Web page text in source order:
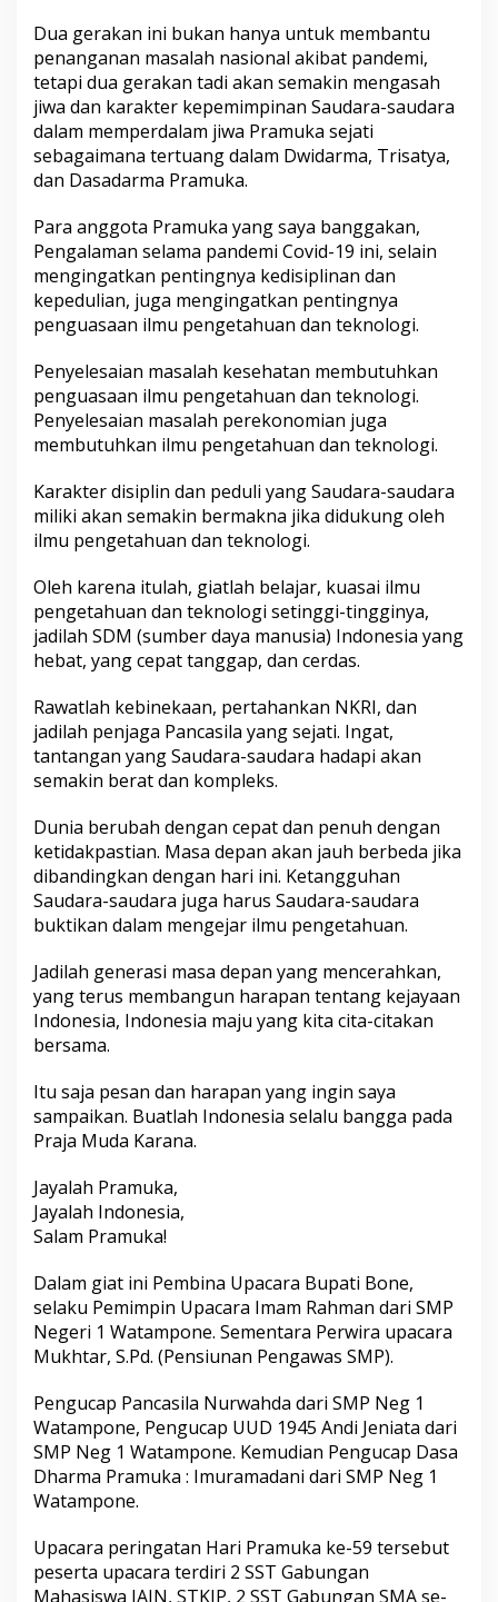
Dua gerakan ini bukan hanya untuk membantu
penanganan masalah nasional akibat pandemi,
tetapi dua gerakan tadi akan semakin mengasah
jiwa dan karakter kepemimpinan Saudara-saudara
dalam memperdalam jiwa Pramuka sejati
sebagaimana tertuang dalam Dwidarma, Trisatya,
dan Dasadarma Pramuka.
Para anggota Pramuka yang saya banggakan,
Pengalaman selama pandemi Covid-19 ini, selain
mengingatkan pentingnya kedisiplinan dan
kepedulian, juga mengingatkan pentingnya
penguasaan ilmu pengetahuan dan teknologi.
Penyelesaian masalah kesehatan membutuhkan
penguasaan ilmu pengetahuan dan teknologi.
Penyelesaian masalah perekonomian juga
membutuhkan ilmu pengetahuan dan teknologi.
Karakter disiplin dan peduli yang Saudara-saudara
miliki akan semakin bermakna jika didukung oleh
ilmu pengetahuan dan teknologi.
Oleh karena itulah, giatlah belajar, kuasai ilmu
pengetahuan dan teknologi setinggi-tingginya,
jadilah SDM (sumber daya manusia) Indonesia yang
hebat, yang cepat tanggap, dan cerdas.
Rawatlah kebinekaan, pertahankan NKRI, dan
jadilah penjaga Pancasila yang sejati. Ingat,
tantangan yang Saudara-saudara hadapi akan
semakin berat dan kompleks.
Dunia berubah dengan cepat dan penuh dengan
ketidakpastian. Masa depan akan jauh berbeda jika
dibandingkan dengan hari ini. Ketangguhan
Saudara-saudara juga harus Saudara-saudara
buktikan dalam mengejar ilmu pengetahuan.
Jadilah generasi masa depan yang mencerahkan,
yang terus membangun harapan tentang kejayaan
Indonesia, Indonesia maju yang kita cita-citakan
bersama.
Itu saja pesan dan harapan yang ingin saya
sampaikan. Buatlah Indonesia selalu bangga pada
Praja Muda Karana.
Jayalah Pramuka,
Jayalah Indonesia,
Salam Pramuka!
Dalam giat ini Pembina Upacara Bupati Bone,
selaku Pemimpin Upacara Imam Rahman dari SMP
Negeri 1 Watampone. Sementara Perwira upacara
Mukhtar, S.Pd. (Pensiunan Pengawas SMP).
Pengucap Pancasila Nurwahda dari SMP Neg 1
Watampone, Pengucap UUD 1945 Andi Jeniata dari
SMP Neg 1 Watampone. Kemudian Pengucap Dasa
Dharma Pramuka : Imuramadani dari SMP Neg 1
Watampone.
Upacara peringatan Hari Pramuka ke-59 tersebut
peserta upacara terdiri 2 SST Gabungan
Mahasiswa IAIN, STKIP, 2 SST Gabungan SMA se-